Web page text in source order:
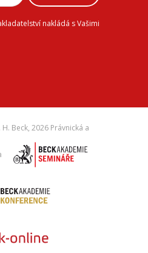
nakládá s Vašimi
Beck, 2026 Právnická a